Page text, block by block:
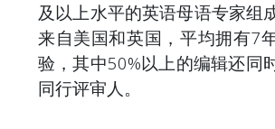
及以上水平的英语母语专家组
来自美国和英国，平均拥有7
验，其中50%以上的编辑还同
同行评审人。